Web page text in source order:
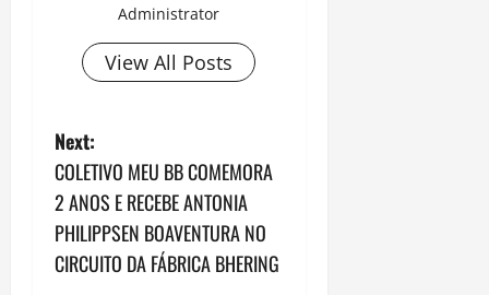
Administrator
View All Posts
P
o
s
t
Next:
COLETIVO MEU BB COMEMORA
2 ANOS E RECEBE ANTONIA
PHILIPPSEN BOAVENTURA NO
CIRCUITO DA FÁBRICA BHERING